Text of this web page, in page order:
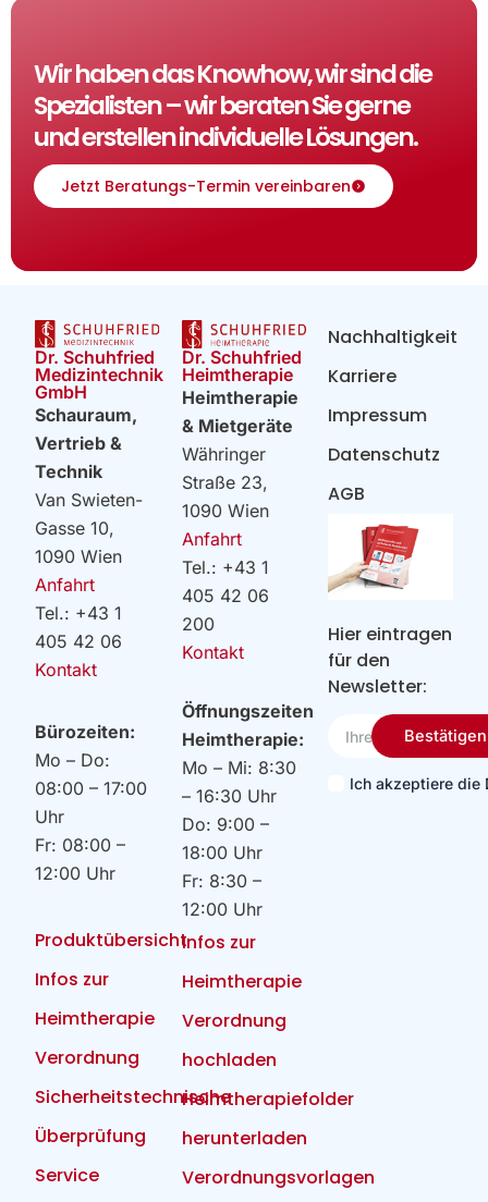
Wir haben das Knowhow, wir sind die
Spezialisten – wir beraten Sie gerne
und erstellen individuelle Lösungen.
Jetzt Beratungs-Termin vereinbaren
Dr. Schuhfried
Medizintechnik
GmbH
Schauraum,
Vertrieb &
Technik
Van Swieten-
Gasse 10,
1090 Wien
Anfahrt
Tel.: +43 1
405 42 06
Kontakt
Bürozeiten:
Mo – Do:
08:00 – 17:00
Uhr
Fr: 08:00 –
12:00 Uhr
Produktübersicht
Infos zur
Heimtherapie
Verordnung
Sicherheitstechnische
Überprüfung
Service
Dr. Schuhfried
Heimtherapie
Heimtherapie
& Mietgeräte
Währinger
Straße 23,
1090 Wien
Anfahrt
Tel.: +43 1
405 42 06
200
Kontakt
Öffnungszeiten
Heimtherapie:
Mo – Mi: 8:30
– 16:30 Uhr
Do: 9:00 –
18:00 Uhr
Fr: 8:30 –
12:00 Uhr
Infos zur
Heimtherapie
Verordnung
hochladen
Heimtherapiefolder
herunterladen
Verordnungsvorlagen
Hier eintragen
für den
Newsletter:
Email
Ich akzeptiere die
Bestätigen
Nachhaltigkeit
Karriere
Impressum
Datenschutz
AGB